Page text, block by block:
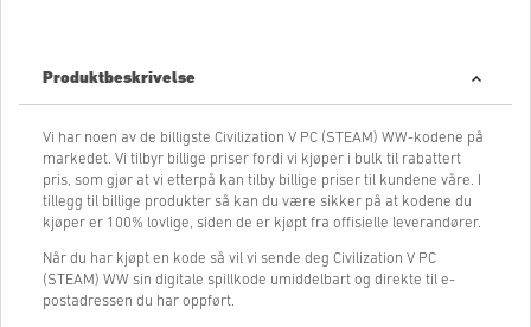
Produktbeskrivelse
Vi har noen av de billigste Civilization V PC (STEAM) WW-kodene på
markedet. Vi tilbyr billige priser fordi vi kjøper i bulk til rabattert
pris, som gjør at vi etterpå kan tilby billige priser til kundene våre. I
tillegg til billige produkter så kan du være sikker på at kodene du
kjøper er 100% lovlige, siden de er kjøpt fra offisielle leverandører.
Når du har kjøpt en kode så vil vi sende deg Civilization V PC
(STEAM) WW sin digitale spillkode umiddelbart og direkte til e-
postadressen du har oppført.